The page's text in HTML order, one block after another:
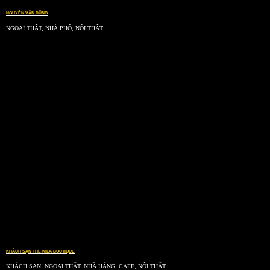
NGUYỄN VĂN DŨNG
NGOẠI THẤT, NHÀ PHỐ, NỘI THẤT
KHÁCH SẠN THE KILA BOUTIQUE
KHÁCH SẠN, NGOẠI THẤT, NHÀ HÀNG, CAFE, NỘI THẤT